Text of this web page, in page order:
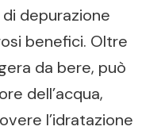
depurazione
benefici. Oltre
da bere, può
dell’acqua,
l’idratazione